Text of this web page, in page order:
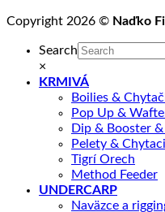
Copyright 2026 © Naďko
Search
×
KRMIVÁ
Boilies &
Pop Up &
Dip & Booster
Pelety &
Tigrí Orech
Method Feeder
UNDERCARP
Naväzce a